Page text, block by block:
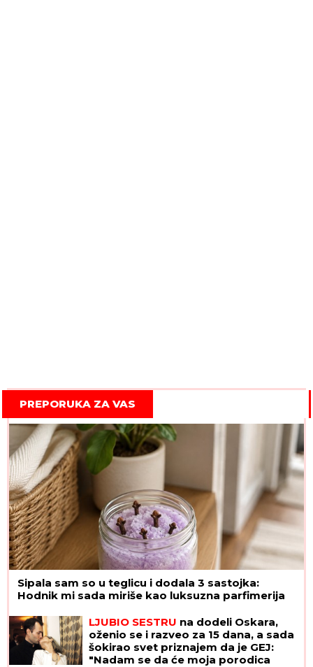
PREPORUKA ZA VAS
Sipala sam so u teglicu i dodala 3 sastojka:
Hodnik mi sada miriše kao luksuzna parfimerija
LJUBIO SESTRU na dodeli Oskara,
oženio se i razveo za 15 dana, a sada
šokirao svet priznajem da je GEJ:
"Nadam se da će moja porodica